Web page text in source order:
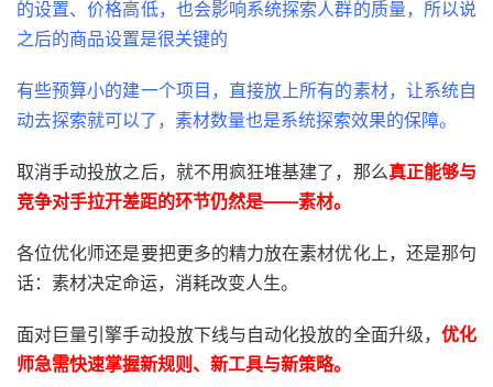
的设置、价格高低，也会影响系统探索人群的质量，所以说
之后的商品设置是很关键的
有些预算小的建一个项目，直接放上所有的素材，让系统自
动去探索就可以了，素材数量也是系统探索效果的保障。
取消手动投放之后，就不用疯狂堆基建了，那么真正能够与
竞争对手拉开差距的环节仍然是——素材。
各位优化师还是要把更多的精力放在素材优化上，还是那句
话：素材决定命运，消耗改变人生。
面对巨量引擎手动投放下线与自动化投放的全面升级， 优化
师急需快速掌握新规则、新工具与新策略。